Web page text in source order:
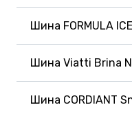
Шина FORMULA ICE
Шина Viatti Brina
Шина CORDIANT